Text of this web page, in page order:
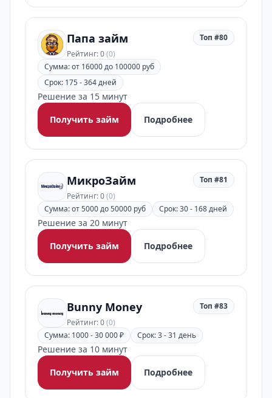
Папа займ
Рейтинг: 0(0)
Топ #80
Сумма: от 16000 до 100000 руб
Срок: 175 - 364 дней
Решение за 15 минут
Получить займ
Подробнее
МикроЗайм
Рейтинг: 0(0)
Топ #81
Сумма: от 5000 до 50000 руб Срок: 30 - 168 дней
Решение за 20 минут
Получить займ
Подробнее
Bunny Money
Рейтинг: 0(0)
Топ #83
Сумма: 1000 - 30 000 ₽ Срок: 3 - 31 день
Решение за 10 минут
Получить займ
Подробнее